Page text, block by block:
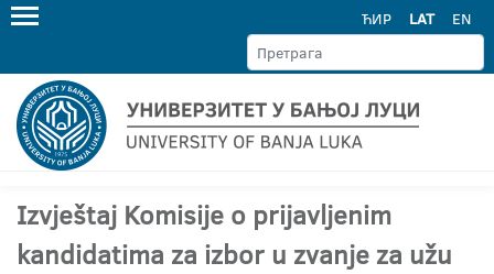
ЋИР LAT EN
Izvještaj Komisije o prijavljenim
kandidatima za izbor u zvanje za užu